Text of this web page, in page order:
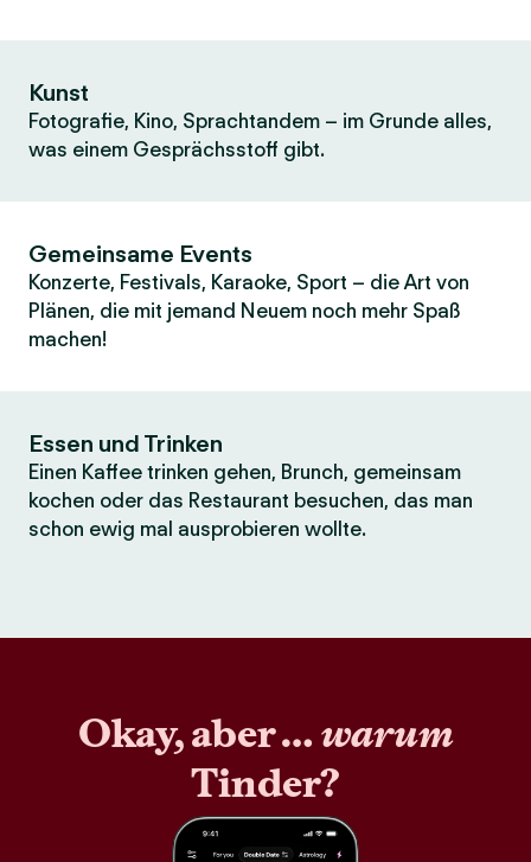
Kunst
Fotografie, Kino, Sprachtandem – im Grunde alles,
was einem Gesprächsstoff gibt.
Gemeinsame Events
Konzerte, Festivals, Karaoke, Sport – die Art von
Plänen, die mit jemand Neuem noch mehr Spaß
machen!
Essen und Trinken
Einen Kaffee trinken gehen, Brunch, gemeinsam
kochen oder das Restaurant besuchen, das man
schon ewig mal ausprobieren wollte.
Okay, aber …warum
Tinder?